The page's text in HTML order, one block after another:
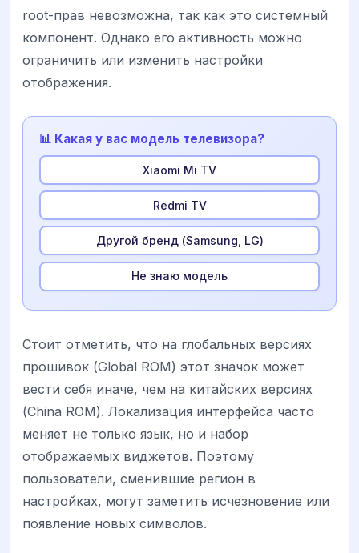
root-прав невозможна, так как это системный
компонент. Однако его активность можно
ограничить или изменить настройки
отображения.
📊 Какая у вас модель телевизора?
Xiaomi Mi TV
Redmi TV
Другой бренд (Samsung, LG)
Не знаю модель
Стоит отметить, что на глобальных версиях
прошивок (Global ROM) этот значок может
вести себя иначе, чем на китайских версиях
(China ROM). Локализация интерфейса часто
меняет не только язык, но и набор
отображаемых виджетов. Поэтому
пользователи, сменившие регион в
настройках, могут заметить исчезновение или
появление новых символов.